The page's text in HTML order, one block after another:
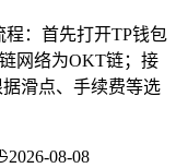
：首先打开TP钱包
网络为OKT链；接
滑点、手续费等选
2026-08-08